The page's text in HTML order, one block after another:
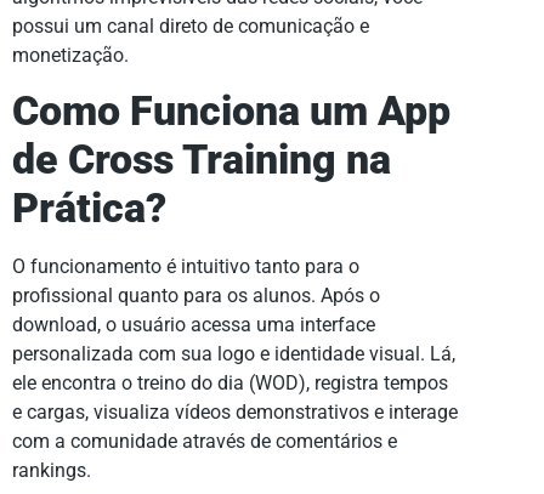
possui um canal direto de comunicação e
monetização.
Como Funciona um App
de Cross Training na
Prática?
O funcionamento é intuitivo tanto para o
profissional quanto para os alunos. Após o
download, o usuário acessa uma interface
personalizada com sua logo e identidade visual. Lá,
ele encontra o treino do dia (WOD), registra tempos
e cargas, visualiza vídeos demonstrativos e interage
com a comunidade através de comentários e
rankings.